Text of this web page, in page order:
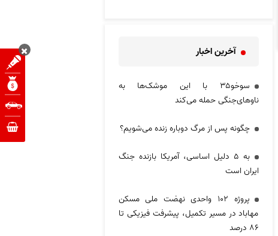
آخرین اخبار
سوخو۳۵ با این موشک‌ها به
ناوهای‌جنگی حمله می‌کند
چگونه پس از مرگ دوباره زنده می‌شویم؟
به ۵ دلیل اساسی، آمریکا بازنده جنگ
ایران است
پروژه ۱۰۲ واحدی نهضت ملی مسکن
مهاباد در مسیر تکمیل، پیشرفت فیزیکی تا
۸۶ درصد